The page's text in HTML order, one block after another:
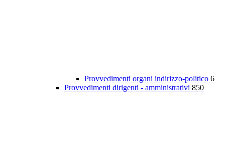
Provvedimenti organi indirizzo-politico 6
Provvedimenti dirigenti - amministrativi 850